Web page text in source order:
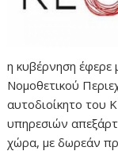
η κυβέρνηση έφερε
Νομοθετικού
αυτοδιοίκητο του
υπηρεσιών
χώρα, με δωρεάν